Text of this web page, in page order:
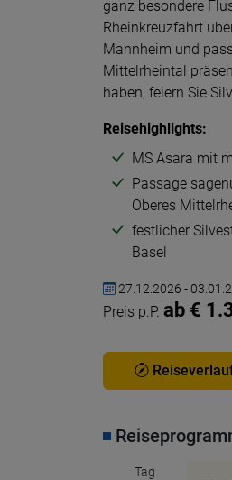
ganz besondere
Rheinkreuzfahrt
Mannheim und
Mittelrheintal
haben, feiern Sie
Reisehighlights:
MS Asara mit
Passage
Oberes
festlicher
Basel
27.12.2026 -
Preis p.P. ab €
Tag